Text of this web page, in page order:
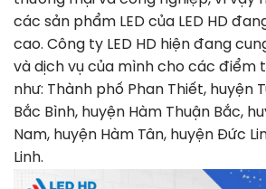
các sản phẩm LED của LED HD
cao. Công ty LED HD hiện đang
và dịch vụ của mình cho các điểm
như: Thành phố Phan Thiết, huyện
Bắc Bình, huyện Hàm Thuận Bắc,
Nam, huyện Hàm Tân, huyện Đức
Linh.